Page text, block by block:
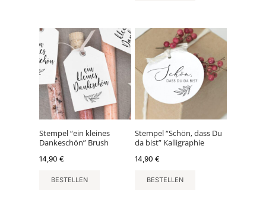
Stempel “ein kleines
Dankeschön” Brush
14,90 €
BESTELLEN
Stempel “Schön, dass Du
da bist” Kalligraphie
14,90€
BESTELLEN